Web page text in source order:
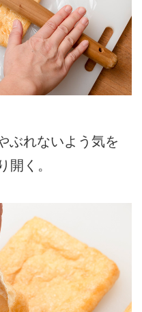
ぶれないよう気を
開く。